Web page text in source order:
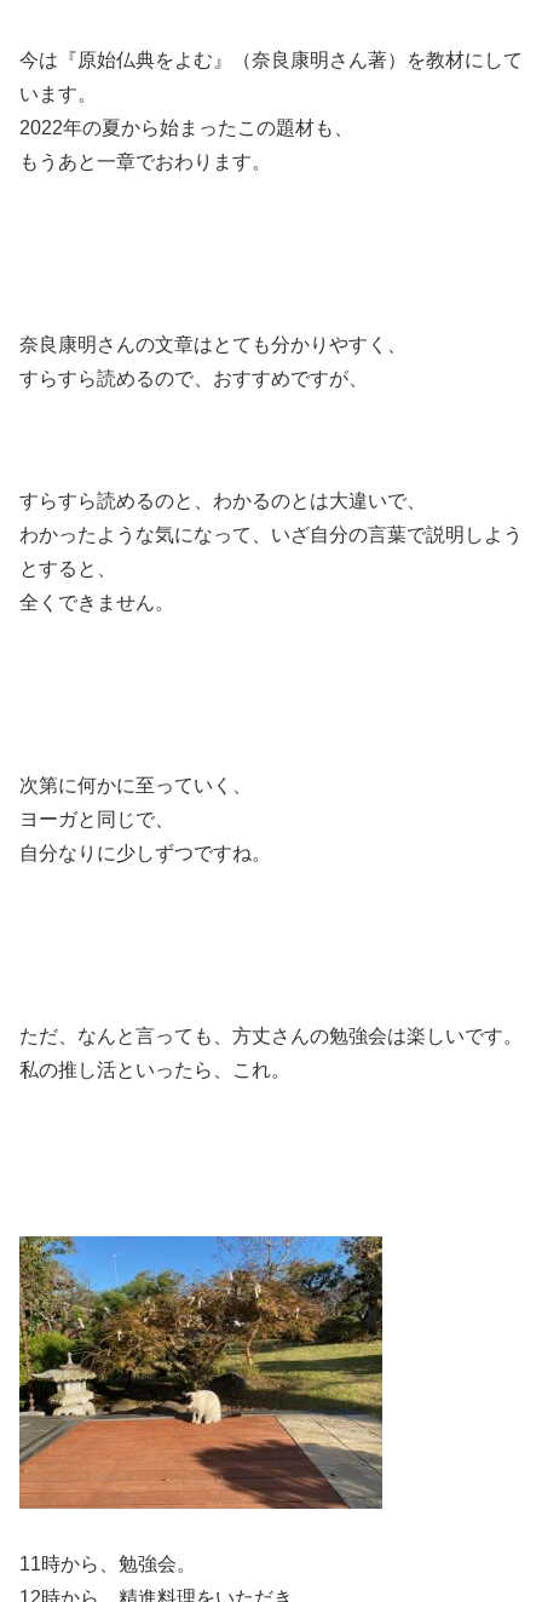
今は『原始仏典をよむ』（奈良康明さん著）を教材にして
います。
2022年の夏から始まったこの題材も、
もうあと一章でおわります。
奈良康明さんの文章はとても分かりやすく、
すらすら読めるので、おすすめですが、
すらすら読めるのと、わかるのとは大違いで、
わかったような気になって、いざ自分の言葉で説明しよう
とすると、
全くできません。
次第に何かに至っていく、
ヨーガと同じで、
自分なりに少しずつですね。
ただ、なんと言っても、方丈さんの勉強会は楽しいです。
私の推し活といったら、これ。
11時から、勉強会。
12時から、精進料理をいただき、